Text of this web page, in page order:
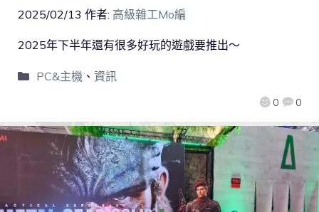
2025/02/13 作者: 高級雜工Mo編
0 0
2025年下半年還有很多好玩的遊戲要推出～
PC&主機、 資訊